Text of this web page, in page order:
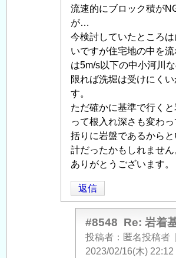
稿
者
に
よ
る
「Re:
岩
着
基
礎」
へ
の
信
流速的にブロック積が
が…
今検討していたところ
いですが住宅地の中を
は5m/s以下の中小河川
限れば洗堀は受けにくい
す。
ただ確かに基準で行く
って根入れ深さも変わ
括りに岩盤であるから
計だったかもしれません
ありがとうございます。
返信
#8548 Re: 岩着
投稿者 匿名投稿者
2023/02/16(木) 22:12